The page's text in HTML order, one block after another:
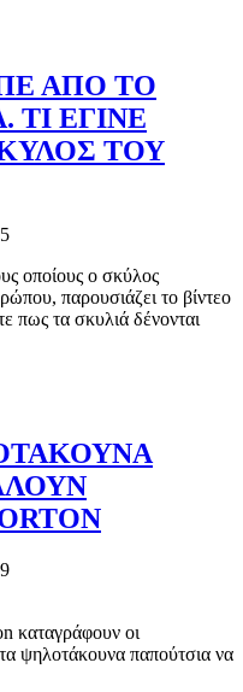
ΑΠΟ ΤΟ
ΤΙ ΕΓΙΝΕ
ΤΟΥ
οποίους ο σκύλος
παρουσιάζει το βίντεο
πως τα σκυλιά δένονται
καταγράφουν οι
ψηλοτάκουνα παπούτσια να